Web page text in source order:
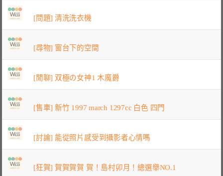
[問題] 清洗洗衣機
[尋物] 窗台下的空間
[閒聊] 双極の女神1 木魔爵
[售車] 新竹 1997 march 1297cc 白色 四門
[討論] 能從照片感受到攝影者心情嗎
[狂賀] 賀賀賀賀 賀！島村卯月！總選舉NO.1